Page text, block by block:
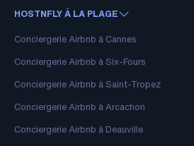
HOSTNFLY À LA PLAGE
Conciergerie Airbnb à Cannes
Conciergerie Airbnb à Six-Fours
Conciergerie Airbnb à Saint-Tropez
Conciergerie Airbnb à Arcachon
Conciergerie Airbnb à Deauville